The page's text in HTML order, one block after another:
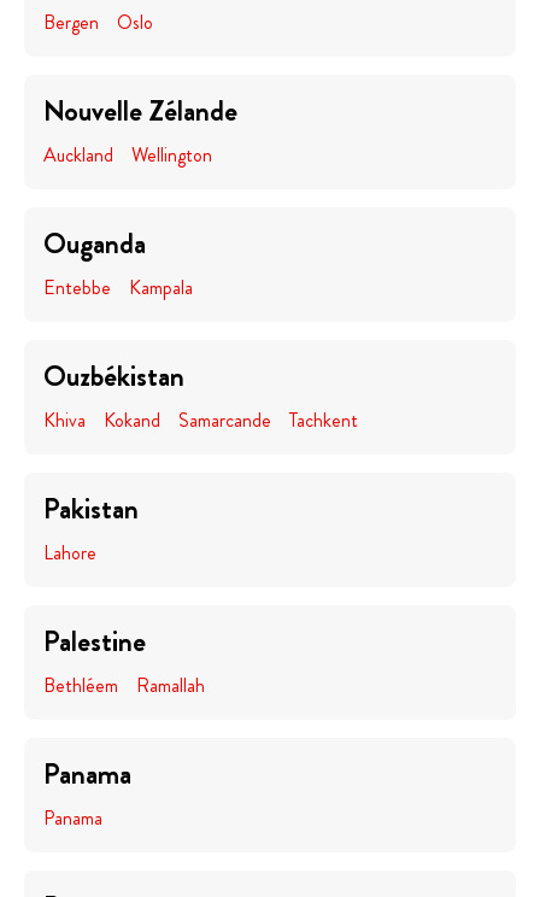
Bergen Oslo
Nouvelle Zélande
Auckland Wellington
Ouganda
Entebbe Kampala
Ouzbékistan
Khiva Kokand Samarcande Tachkent
Pakistan
Lahore
Palestine
Bethléem Ramallah
Panama
Panama